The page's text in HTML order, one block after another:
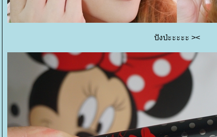
ปังป่ะะะะะ ><